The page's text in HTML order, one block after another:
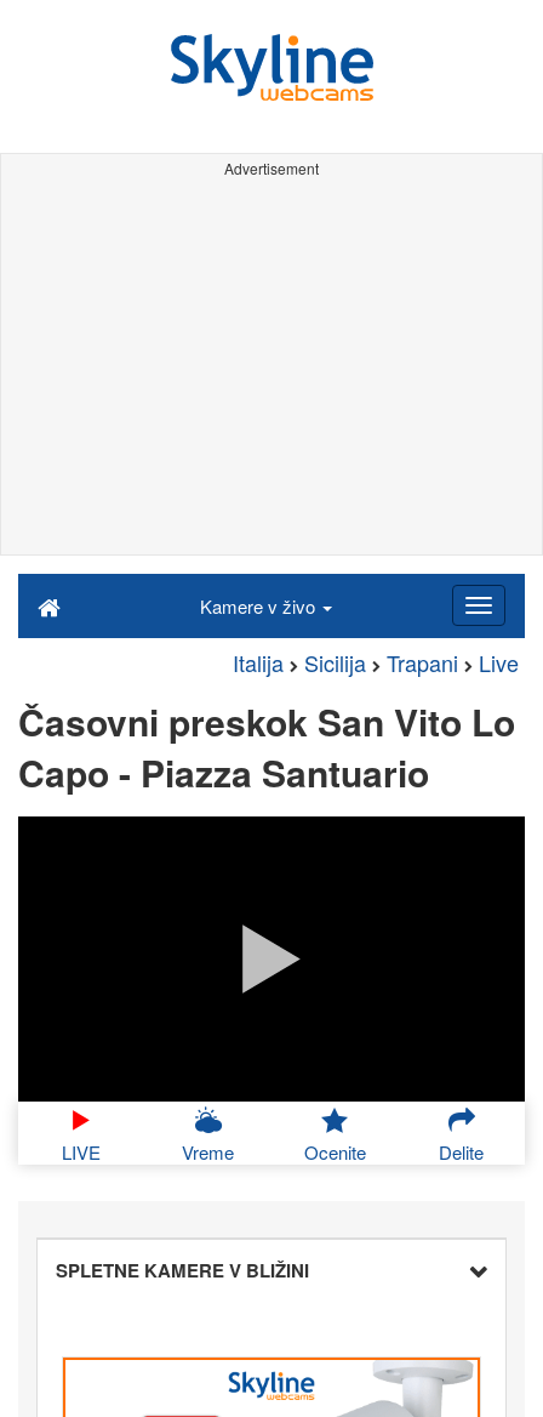
Advertisement
Kamere v živo
Italija Sicilija Trapani Live
Časovni preskok San Vito Lo
Capo - Piazza Santuario
LIVE Vreme Ocenite Delite
SPLETNE KAMERE V BLIŽINI